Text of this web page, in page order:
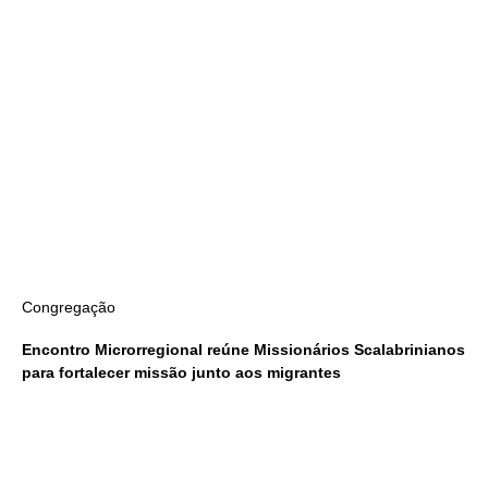
Congregação
Encontro Microrregional reúne Missionários Scalabrinianos
para fortalecer missão junto aos migrantes